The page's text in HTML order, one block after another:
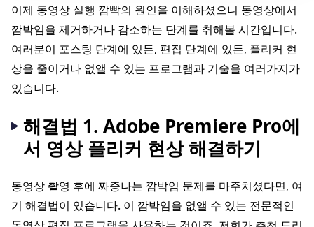
이제 동영상 실행 깜빡의 원인을 이해하셨으니 동영상에서
깜박임을 제거하거나 감소하는 단계를 취해볼 시간입니다.
여러분이 포스팅 단계에 있든, 편집 단계에 있든, 플리커 현
상을 줄이거나 없앨 수 있는 프로그램과 기술을 여러가지가
있습니다.
해결법 1. Adobe Premiere Pro에
서 영상 플리커 현상 해결하기
동영상 촬영 후에 짜증나는 깜박임 문제를 마주치셨다면, 여
기 해결법이 있습니다. 이 깜박임을 없앨 수 있는 전문적인